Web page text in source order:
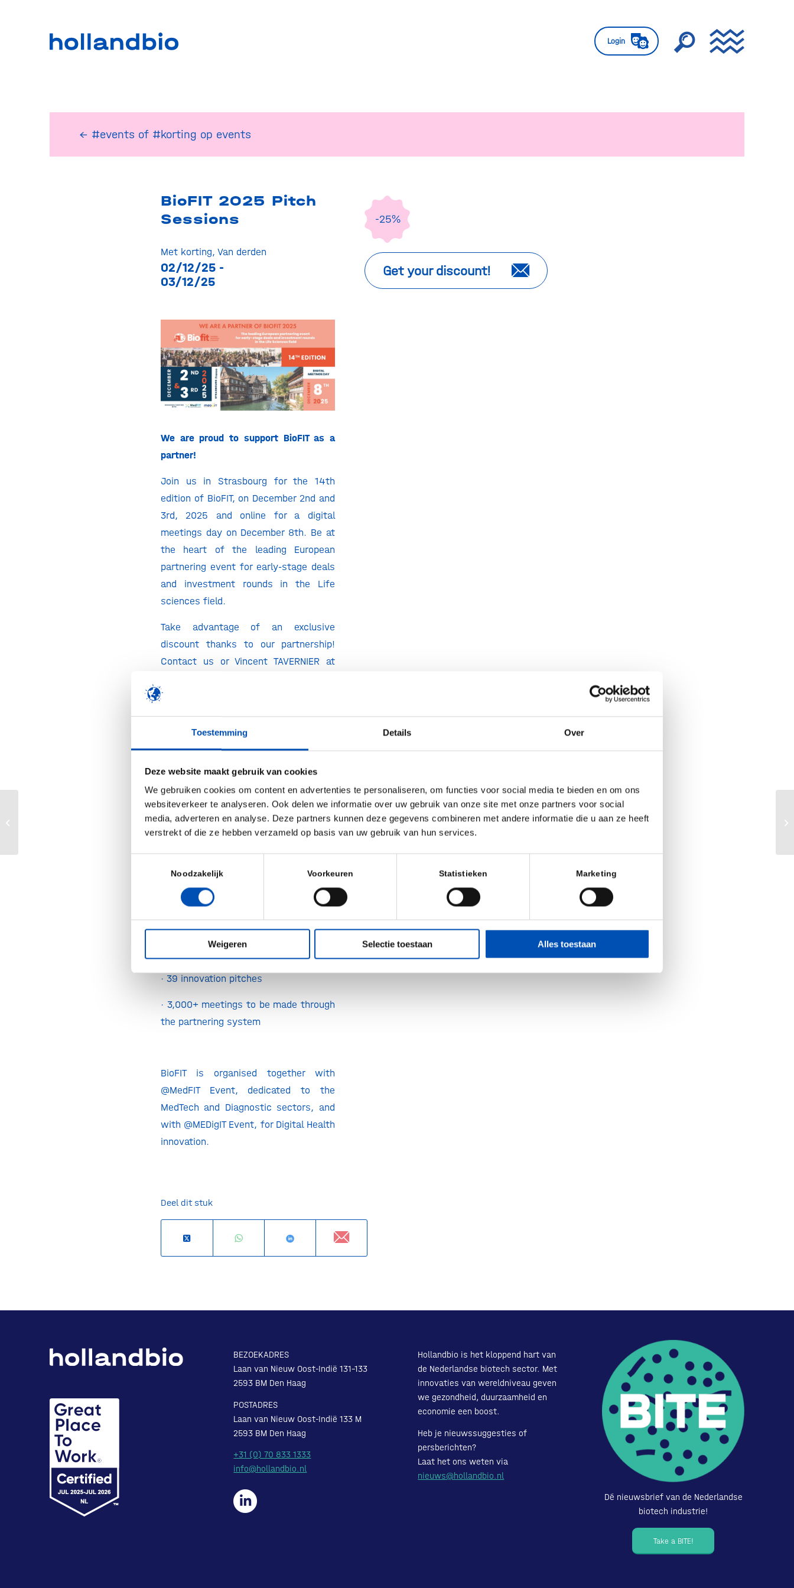
Toestemming Details Over
Deze website maakt gebruik van cookies
We gebruiken cookies om content en advertenties te personaliseren, om functies voor social media te bieden en om ons
websiteverkeer te analyseren. Ook delen we informatie over uw gebruik van onze site met onze partners voor social
media, adverteren en analyse. Deze partners kunnen deze gegevens combineren met andere informatie die u aan ze heeft
verstrekt of die ze hebben verzameld op basis van uw gebruik van hun services.
Noodzakelijk Voorkeuren Statistieken Marketing
Weigeren Selectie toestaan Alles toestaan
Login
← #events of #korting op events
-25%
Get your discount!
BioFIT 2025 Pitch
Sessions
Met korting, Van derden
02/12/25 -
03/12/25
We are proud to support BioFIT as a
partner!
Join us in Strasbourg for the 14th
edition of BioFIT, on December 2nd and
3rd, 2025 and online for a digital
meetings day on December 8th. Be at
the heart of the leading European
partnering event for early-stage deals
and investment rounds in the Life
sciences field.
Take advantage of an exclusive
discount thanks to our partnership!
Contact us or Vincent TAVERNIER at
your discount code. Then register
event.com/registration-fees/
‘regular’ fee except during the ‘late
registration’ period. Discounts cannot
be combined with other offers.
35+ countries
· 100 exhibitors
· 50+ high-level international speakers
· 39 innovation pitches
· 3,000+ meetings to be made through
the partnering system
BioFIT is organised together with
@MedFIT Event, dedicated to the
MedTech and Diagnostic sectors, and
with @MEDigIT Event, for Digital Health
innovation.
Deel dit stuk
BEZOEKADRES
Laan van Nieuw Oost-Indië 131-133
2593 BM Den Haag
POSTADRES
Laan van Nieuw Oost-Indië 133 M
2593 BM Den Haag
+31 (0) 70 833 1333
info@hollandbio.nl
Hollandbio is het kloppend hart van
de Nederlandse biotech sector. Met
innovaties van wereldniveau geven
we gezondheid, duurzaamheid en
economie een boost.
Heb je nieuwssuggesties of
persberichten?
Laat het ons weten via
nieuws@hollandbio.nl
Dé nieuwsbrief van de Nederlandse
biotech industrie!
Take a BITE!
Hollandbio komt naar je toer: Utrecht